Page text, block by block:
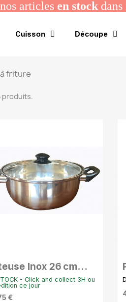
articlesen stockdans
Cuisson Découpe
friture
produits.
Inox 26 cm
Couvercle Verre –
Feux & Induction
- Click and collect 3H ou
ce jour
€